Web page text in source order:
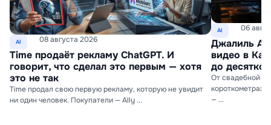
AI 08 августа 2026
Time продаёт рекламу ChatGPT. И
говорит, что сделал это первым — хотя
это не так
Time продал свою первую рекламу, которую не увидит
ни один человек. Покупатели — Ally ...
AI 06
Джалиль
видео в
до
От свадебной
— ...